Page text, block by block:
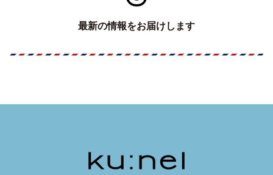
最新の情報をお届けします